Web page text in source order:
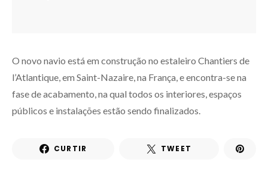
O novo navio está em construção no estaleiro Chantiers de
l’Atlantique, em Saint-Nazaire, na França, e encontra-se na
fase de acabamento, na qual todos os interiores, espaços
públicos e instalações estão sendo finalizados.
CURTIR TWEET